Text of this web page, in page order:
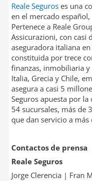
Reale Seguroses una
en el mercado
Pertenece a Reale
Assicurazioni, con casi
aseguradora italiana
constituida por trece
finanzas, inmobiliaria y
Italia, Grecia y Chile,
asegura a casi 5
Seguros apuesta por la
54 sucursales, más de
que dan servicio a
Contactos de prensa
Reale Seguros
Jorge Clerencia | Fran